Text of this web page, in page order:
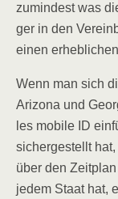
zumin­dest was
ger in den
einen
Wenn man sich
Ari­zo­na und
les mobi­le ID
sicher­ge­stellt
über den
jedem Staat hat,